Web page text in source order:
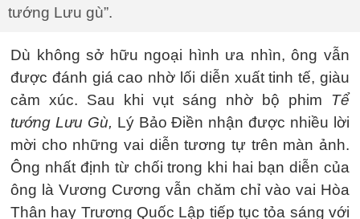
tướng Lưu gù”.
Dù không sở hữu ngoại hình ưa nhìn, ông vẫn
được đánh giá cao nhờ lối diễn xuất tinh tế, giàu
cảm xúc. Sau khi vụt sáng nhờ bộ phim Tể
tướng Lưu Gù, Lý Bảo Điền nhận được nhiều lời
mời cho những vai diễn tương tự trên màn ảnh.
Ông nhất định từ chối trong khi hai bạn diễn của
ông là Vương Cương vẫn chăm chỉ vào vai Hòa
Thân hay Trương Quốc Lập tiếp tục tỏa sáng với